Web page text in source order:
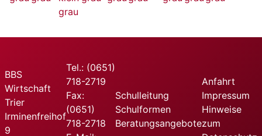
BBS
Wirtschaft
Trier
Irminenfreihof
9
Tel.: (0651)
718-2719
Fax:
(0651)
718-2718
Schulleitung
Schulformen
Beratungsangebote
Anfahrt
Impressum
Hinweise
zum